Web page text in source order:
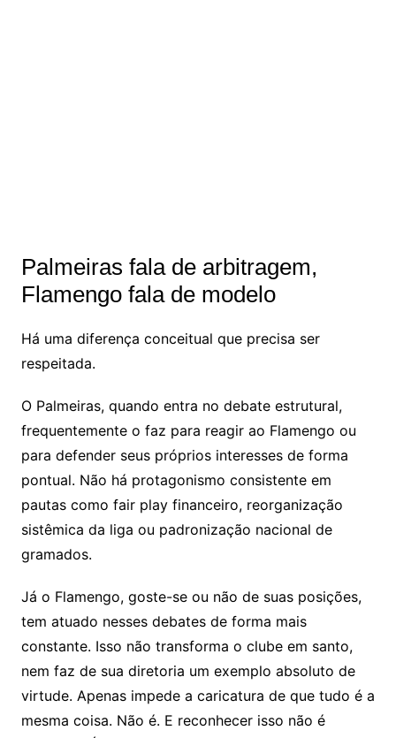
Palmeiras fala de arbitragem,
Flamengo fala de modelo
Há uma diferença conceitual que precisa ser
respeitada.
O Palmeiras, quando entra no debate estrutural,
frequentemente o faz para reagir ao Flamengo ou
para defender seus próprios interesses de forma
pontual. Não há protagonismo consistente em
pautas como fair play financeiro, reorganização
sistêmica da liga ou padronização nacional de
gramados.
Já o Flamengo, goste-se ou não de suas posições,
tem atuado nesses debates de forma mais
constante. Isso não transforma o clube em santo,
nem faz de sua diretoria um exemplo absoluto de
virtude. Apenas impede a caricatura de que tudo é a
mesma coisa. Não é. E reconhecer isso não é